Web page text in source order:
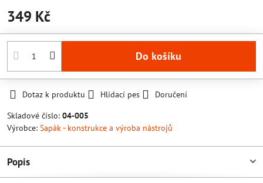
349 Kč
Do košíku
Dotaz k produktu Hlídací pes
Doručení
Skladové číslo: 04-005
Výrobce: Sapák - konstrukce a výroba nástrojů
Popis